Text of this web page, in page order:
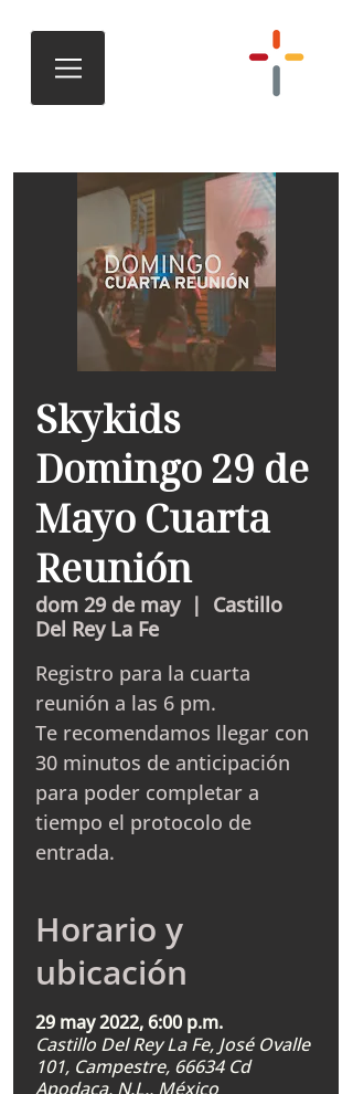
Skykids
Domingo 29 de
Mayo Cuarta
Reunión
dom 29 de may
  |
Castillo
Del Rey La Fe
Registro para la cuarta
reunión a las 6 pm.
Te recomendamos llegar con
30 minutos de anticipación
para poder completar a
tiempo el protocolo de
entrada.
Horario y
ubicación
29 may 2022, 6:00 p.m.
Castillo Del Rey La Fe, José Ovalle
101, Campestre, 66634 Cd
Apodaca, N.L., México